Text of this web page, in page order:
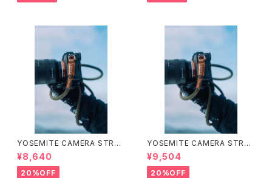
YOSEMITE CAMERA STRAP
ヨセミテ カメラストラップ ( 111c
m ／ 126cm) ②
¥8,640
20%OFF
YOSEMITE CAMERA STRAP
ヨセミテ カメラストラップ ( 111c
m ／ 126cm) ①
¥9,504
20%OFF